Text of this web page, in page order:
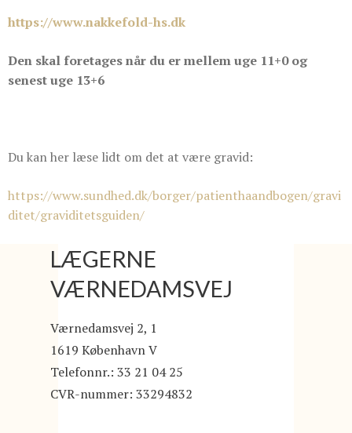
https://www.nakkefold-hs.dk
Den skal foretages når du er mellem uge 11+0 og
senest uge 13+6
Du kan her læse lidt om det at være gravid:
https://www.sundhed.dk/borger/patienthaandbogen/gravi
ditet/graviditetsguiden/
LÆGERNE
VÆRNEDAMSVEJ
Værnedamsvej 2, 1
1619 København V
Telefonnr.: 33 21 04 25
CVR-nummer: 33294832